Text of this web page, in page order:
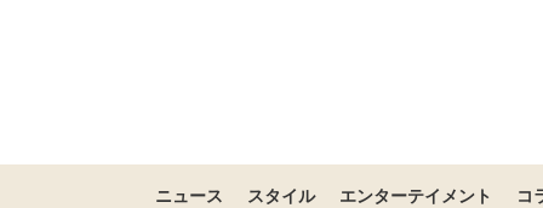
ニュース スタイル エンターテイメント コ